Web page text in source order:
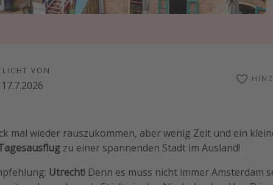
VON
17.7.2026
mal wieder rauszukommen, aber wenig Zeit und ein
zu einer spannenden Stadt im Ausland!
Utrecht! Denn es muss nicht immer Amsterdam